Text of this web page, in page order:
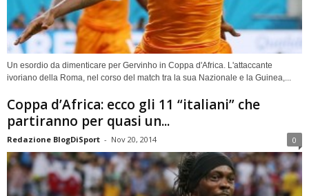
Un esordio da dimenticare per Gervinho in Coppa d'Africa. L'attaccante
ivoriano della Roma, nel corso del match tra la sua Nazionale e la Guinea,...
Coppa d’Africa: ecco gli 11 “italiani” che
partiranno per quasi un...
Redazione BlogDiSport - Nov 20, 2014 0